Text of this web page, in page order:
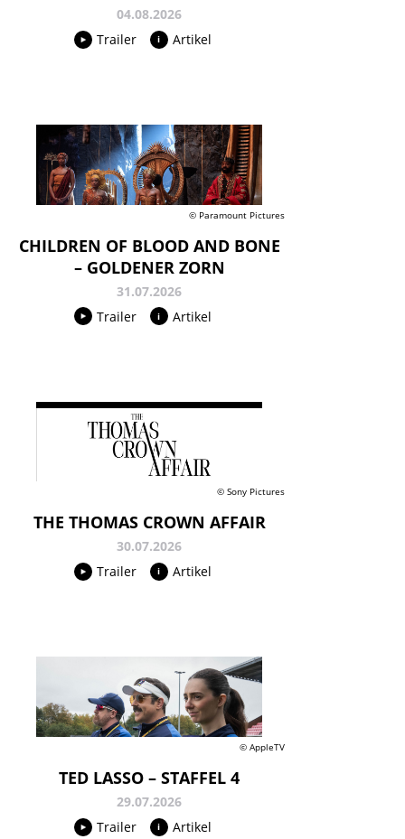
04.08.2026
Trailer
Artikel
© Paramount Pictures
CHILDREN OF BLOOD AND BONE
– GOLDENER ZORN
31.07.2026
Trailer
Artikel
© Sony Pictures
THE THOMAS CROWN AFFAIR
30.07.2026
Trailer
Artikel
© AppleTV
TED LASSO – STAFFEL 4
29.07.2026
Trailer
Artikel